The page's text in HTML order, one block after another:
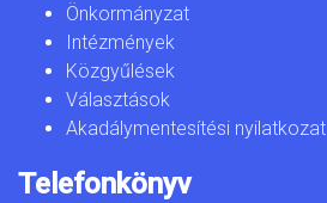
Önkormányzat
Intézmények
Közgyűlések
Választások
Akadálymentesítési nyilatkozat
Telefonkönyv